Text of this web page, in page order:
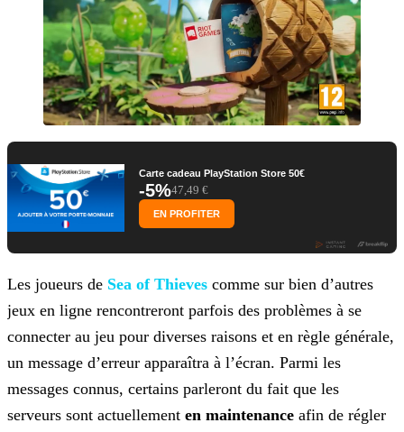
Carte cadeau PlayStation Store 50€
-5%47,49 €
EN PROFITER
Les joueurs de Sea of Thieves comme sur bien d’autres
jeux en ligne rencontreront parfois des problèmes à se
connecter au jeu pour diverses raisons et en règle générale,
un message d’erreur apparaîtra à l’écran. Parmi les
messages connus, certains parleront du fait que les
serveurs sont actuellement en maintenance afin de régler